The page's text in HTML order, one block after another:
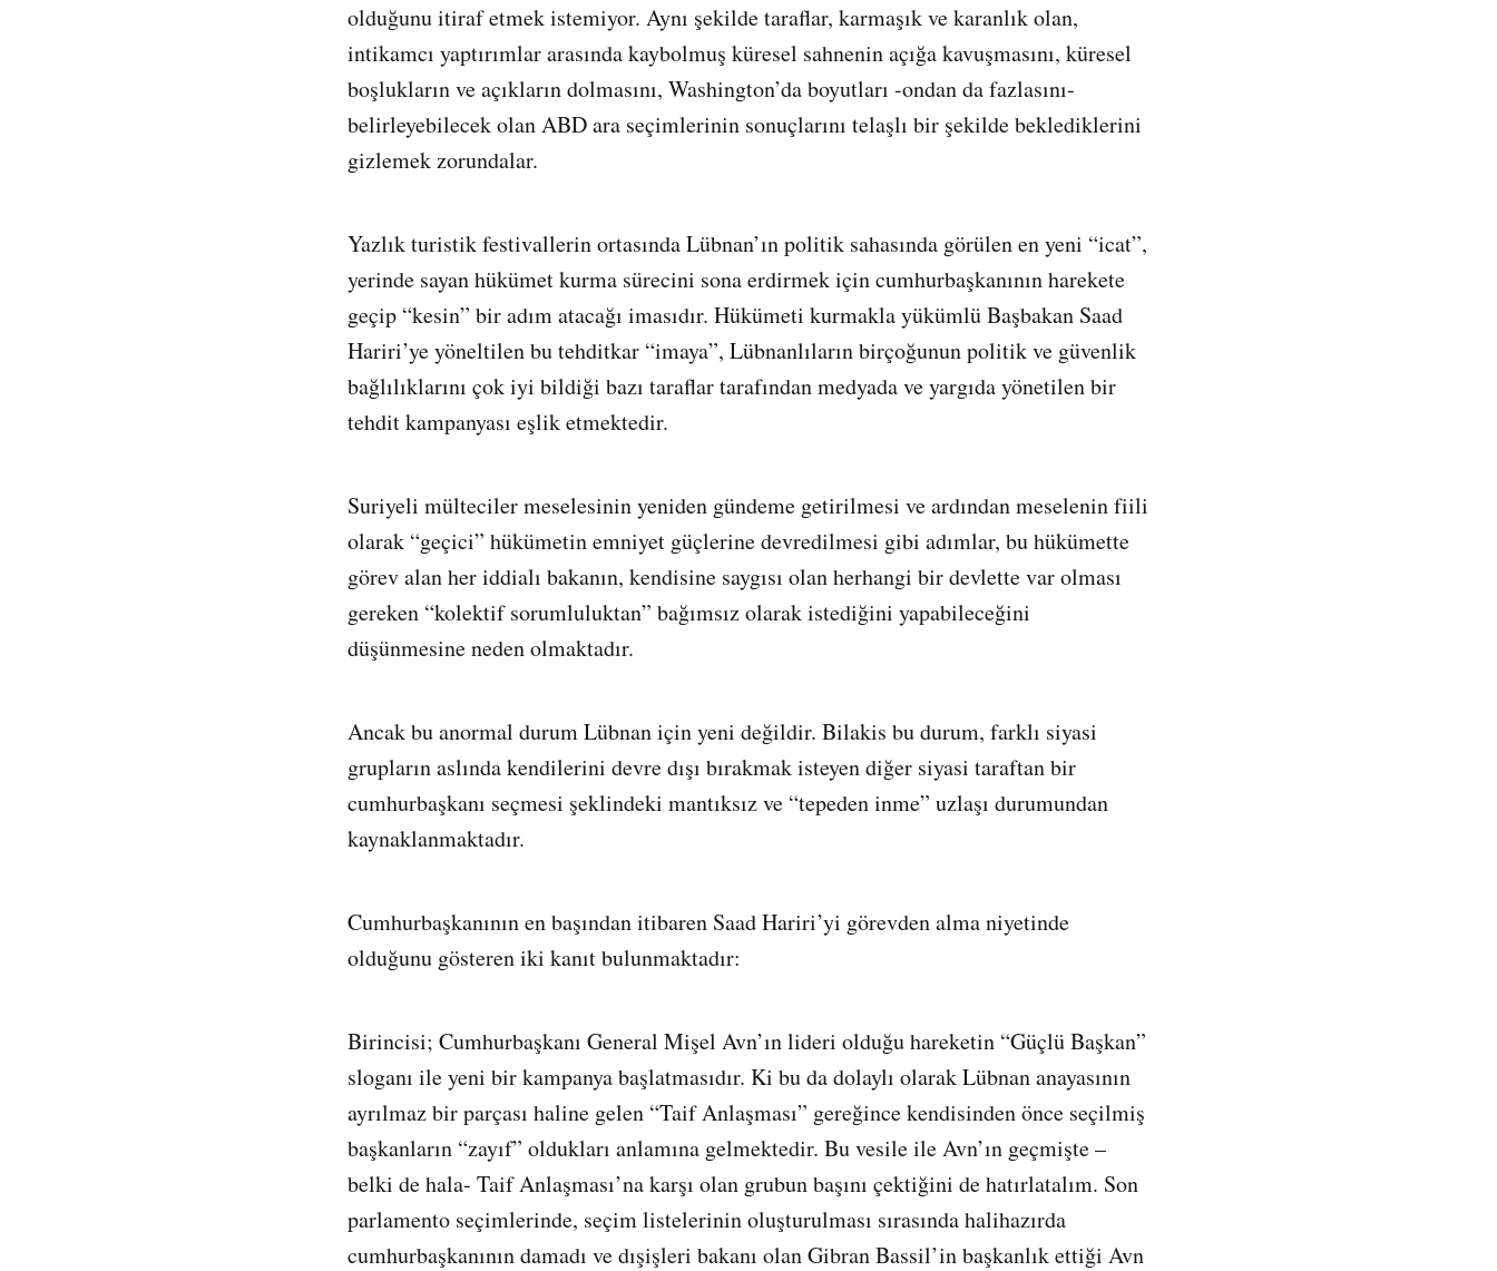
olduğunu itiraf etmek istemiyor. Aynı şekilde taraflar, karmaşık ve karanlık olan,
intikamcı yaptırımlar arasında kaybolmuş küresel sahnenin açığa kavuşmasını, küresel
boşlukların ve açıkların dolmasını, Washington’da boyutları -ondan da fazlasını-
belirleyebilecek olan ABD ara seçimlerinin sonuçlarını telaşlı bir şekilde beklediklerini
gizlemek zorundalar.
Yazlık turistik festivallerin ortasında Lübnan’ın politik sahasında görülen en yeni “icat”,
yerinde sayan hükümet kurma sürecini sona erdirmek için cumhurbaşkanının harekete
geçip “kesin” bir adım atacağı imasıdır. Hükümeti kurmakla yükümlü Başbakan Saad
Hariri’ye yöneltilen bu tehditkar “imaya”, Lübnanlıların birçoğunun politik ve güvenlik
bağlılıklarını çok iyi bildiği bazı taraflar tarafından medyada ve yargıda yönetilen bir
tehdit kampanyası eşlik etmektedir.
Suriyeli mülteciler meselesinin yeniden gündeme getirilmesi ve ardından meselenin fiili
olarak “geçici” hükümetin emniyet güçlerine devredilmesi gibi adımlar, bu hükümette
görev alan her iddialı bakanın, kendisine saygısı olan herhangi bir devlette var olması
gereken “kolektif sorumluluktan” bağımsız olarak istediğini yapabileceğini
düşünmesine neden olmaktadır.
Ancak bu anormal durum Lübnan için yeni değildir. Bilakis bu durum, farklı siyasi
grupların aslında kendilerini devre dışı bırakmak isteyen diğer siyasi taraftan bir
cumhurbaşkanı seçmesi şeklindeki mantıksız ve “tepeden inme” uzlaşı durumundan
kaynaklanmaktadır.
Cumhurbaşkanının en başından itibaren Saad Hariri’yi görevden alma niyetinde
olduğunu gösteren iki kanıt bulunmaktadır:
Birincisi; Cumhurbaşkanı General Mişel Avn’ın lideri olduğu hareketin “Güçlü Başkan”
sloganı ile yeni bir kampanya başlatmasıdır. Ki bu da dolaylı olarak Lübnan anayasının
ayrılmaz bir parçası haline gelen “Taif Anlaşması” gereğince kendisinden önce seçilmiş
başkanların “zayıf” oldukları anlamına gelmektedir. Bu vesile ile Avn’ın geçmişte –
belki de hala- Taif Anlaşması’na karşı olan grubun başını çektiğini de hatırlatalım. Son
parlamento seçimlerinde, seçim listelerinin oluşturulması sırasında halihazırda
cumhurbaşkanının damadı ve dışişleri bakanı olan Gibran Bassil’in başkanlık ettiği Avn